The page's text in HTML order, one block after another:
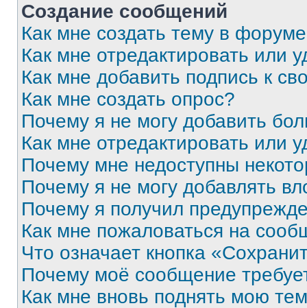
Создание сообщений
Как мне создать тему в
Как мне отредактировать или
Как мне добавить подпись к
Как мне создать опрос?
Почему я не могу добавить
Как мне отредактировать или
Почему мне недоступны
Почему я не могу добавлять
Почему я получил
Как мне пожаловаться на
Что означает кнопка
Почему моё сообщение
Как мне вновь поднять мою